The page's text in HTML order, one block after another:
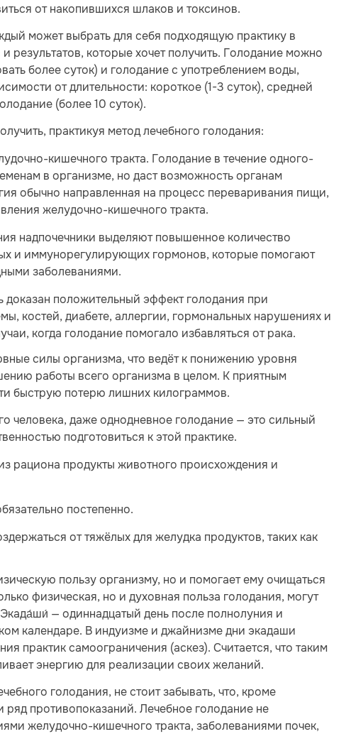
от накопившихся шлаков и токсинов.
может выбрать для себя подходящую практику в
результатов, которые хочет получить. Голодание можно
более суток) и голодание с употреблением воды,
от длительности: короткое (1-3 суток), средней
(более 10 суток).
практикуя метод лечебного голодания:
кишечного тракта. Голодание в течение одного-
в организме, но даст возможность органам
обычно направленная на процесс переваривания пищи,
желудочно-кишечного тракта.
надпочечники выделяют повышенное количество
и иммунорегулирующих гормонов, которые помогают
заболеваниями.
положительный эффект голодания при
костей, диабете, аллергии, гормональных нарушениях и
когда голодание помогало избавляться от рака.
силы организма, что ведёт к понижению уровня
работы всего организма в целом. К приятным
быструю потерю лишних килограммов.
человека, даже однодневное голодание — это сильный
подготовиться к этой практике.
рациона продукты животного происхождения и
постепенно.
от тяжёлых для желудка продуктов, таких как
пользу организму, но и помогает ему очищаться
физическая, но и духовная польза голодания, могут
— одиннадцатый день после полнолуния и
календаре. В индуизме и джайнизме дни экадаши
практик самоограничения (аскез). Считается, что таким
энергию для реализации своих желаний.
голодания, не стоит забывать, что, кроме
противопоказаний. Лечебное голодание не
желудочно-кишечного тракта, заболеваниями почек,